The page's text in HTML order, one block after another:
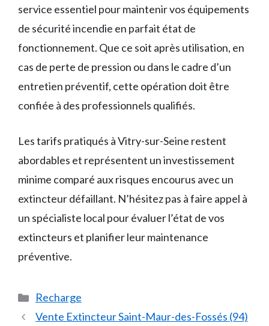
service essentiel pour maintenir vos équipements
de sécurité incendie en parfait état de
fonctionnement. Que ce soit après utilisation, en
cas de perte de pression ou dans le cadre d’un
entretien préventif, cette opération doit être
confiée à des professionnels qualifiés.
Les tarifs pratiqués à Vitry-sur-Seine restent
abordables et représentent un investissement
minime comparé aux risques encourus avec un
extincteur défaillant. N’hésitez pas à faire appel à
un spécialiste local pour évaluer l’état de vos
extincteurs et planifier leur maintenance
préventive.
Catégories
Recharge
Vente Extincteur Saint-Maur-des-Fossés (94)